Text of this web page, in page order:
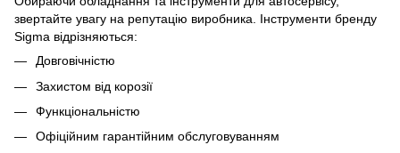
звертайте увагу на репутацію виробника. Інструменти бренду
Sigma відрізняються:
Довговічністю
Захистом від корозії
Функціональністю
Офіційним гарантійним обслуговуванням